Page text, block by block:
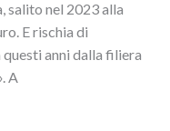
salito nel 2023 alla
E rischia di
anni dalla filiera
A